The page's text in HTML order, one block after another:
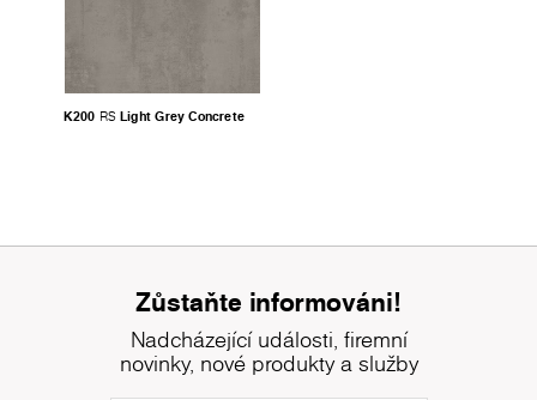
K200 RS Light Grey Concrete
Zůstaňte informováni!
Nadcházející události, firemní
novinky, nové produkty a služby